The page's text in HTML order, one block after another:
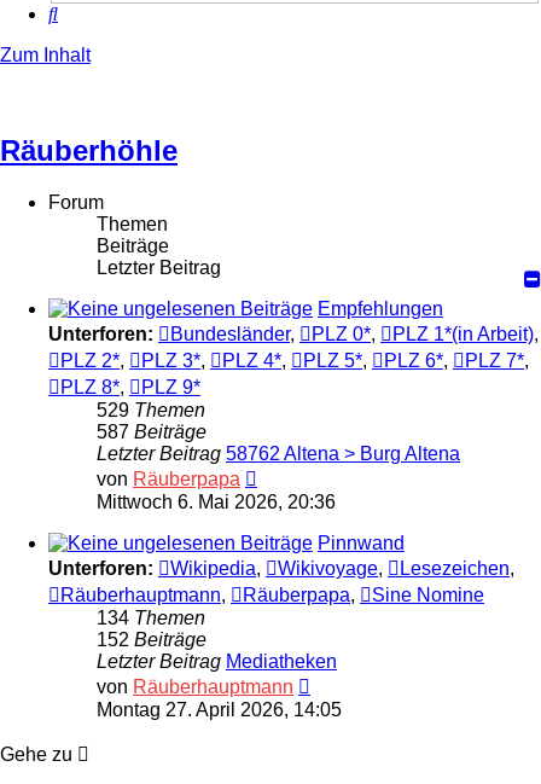
Suche
Zum Inhalt
Räuberhöhle
Forum
Themen
Beiträge
Letzter Beitrag
Empfehlungen
Unterforen:
Bundesländer, PLZ 0*, PLZ 1*(in Arbeit),
PLZ 2*, PLZ 3*, PLZ 4*, PLZ 5*, PLZ 6*, PLZ 7*,
PLZ 8*,
PLZ 9*
529 Themen
587 Beiträge
Letzter Beitrag 58762 Altena > Burg Altena
von Räuberpapa
Beitrag
Mittwoch 6. Mai 2026, 20:36
Pinnwand
Unterforen:
Wikipedia, Wikivoyage, Lesezeichen,
Räuberhauptmann, Räuberpapa,
Sine Nomine
134 Themen
152 Beiträge
Letzter Beitrag Mediatheken
von Räuberhauptmann
Beitrag
Montag 27. April 2026, 14:05
Gehe zu